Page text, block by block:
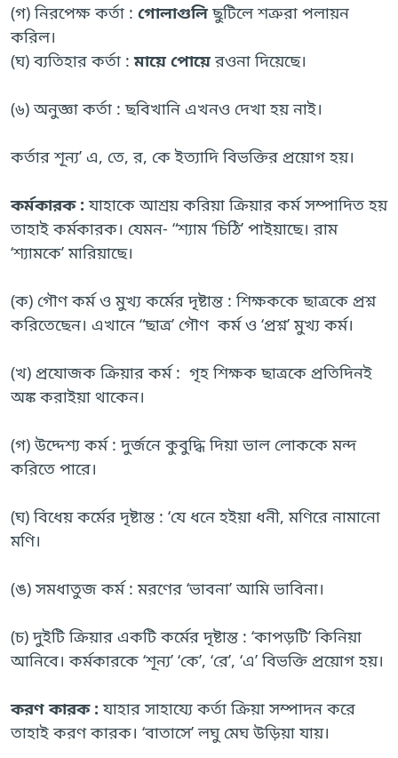
(গ) নিরপেক্ষ কর্তা : গোলাগুলিছুটিলে শত্রুরা পলায়ন
করিল।
(ঘ) ব্যতিহার কর্তা :মায়ে পোয়েরওনা দিয়েছে।
(৬) অনুজ্ঞা কর্তা : ছবিখানি এখনও দেখা হয় নাই।
কর্তার শূন্য’ এ, তে, র, কে ইত্যাদি বিভক্তির প্রয়োগ হয়।
কর্মকারক : যাহাকে আশ্রয় করিয়া ক্রিয়ার কর্ম সম্পাদিত হয়
তাহাই কর্মকারক। যেমন- “শ্যাম ‘চিঠি’ পাইয়াছে। রাম
‘শ্যামকে’ মারিয়াছে।
(ক) গৌণ কর্ম ও মুখ্য কর্মের দৃষ্টান্ত : শিক্ষককে ছাত্রকে প্রশ্ন
করিতেছেন। এখানে “ছাত্র’ গৌণ কর্ম ও ‘প্রশ্ন’ মুখ্য কর্ম।
(খ) প্রযোজক ক্রিয়ার কর্ম : গৃহ শিক্ষক ছাত্রকে প্রতিদিনই
অঙ্ক করাইয়া থাকেন।
(গ) উদ্দেশ্য কর্ম : দুর্জনে কুবুদ্ধি দিয়া ভাল লোককে মন্দ
করিতে পারে।
(ঘ) বিধেয় কর্মের দৃষ্টান্ত : ‘যে ধনে হইয়া ধনী, মণিরে নামানো
মণি।
(ঙ) সমধাতুজ কর্ম : মরণের ‘ভাবনা’ আমি ভাবিনা।
(চ) দুইটি ক্রিয়ার একটি কর্মের দৃষ্টান্ত : ‘কাপড়টি’ কিনিয়া
আনিবে। কর্মকারকে ‘শূন্য’ ‘কে’, ‘রে’, ‘এ’ বিভক্তি প্রয়োগ হয়।
করণ কারক : যাহার সাহায্যে কর্তা ক্রিয়া সম্পাদন করে
তাহাই করণ কারক। ‘বাতাসে’ লঘু মেঘ উড়িয়া যায়।